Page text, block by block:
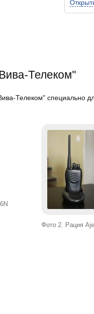
Телеком"
Телеком" специально
Фото 2. Рация